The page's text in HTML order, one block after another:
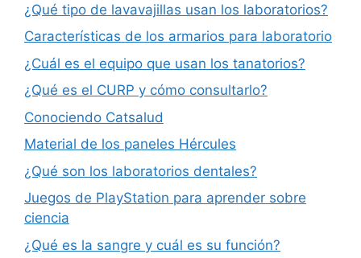
¿Qué tipo de lavavajillas usan los laboratorios?
Características de los armarios para laboratorio
¿Cuál es el equipo que usan los tanatorios?
¿Qué es el CURP y cómo consultarlo?
Conociendo Catsalud
Material de los paneles Hércules
¿Qué son los laboratorios dentales?
Juegos de PlayStation para aprender sobre
ciencia
¿Qué es la sangre y cuál es su función?